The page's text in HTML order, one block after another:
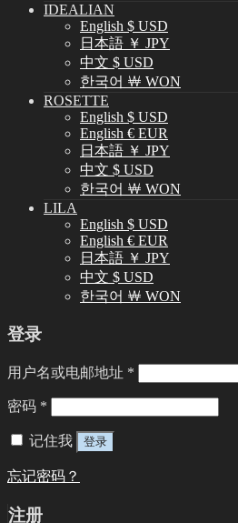
IDEALIAN
English $ USD
日本語 ￥ JPY
中文 $ USD
한국어 ￦ WON
ROSETTE
English $ USD
English € EUR
日本語 ￥ JPY
中文 $ USD
한국어 ￦ WON
LILA
English $ USD
English € EUR
日本語 ￥ JPY
中文 $ USD
한국어 ￦ WON
登录
用户名或电邮地址 *
密码 *
记住我 登录
忘记密码？
注册